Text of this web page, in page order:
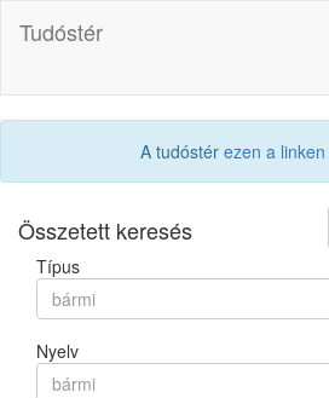
Tudóstér
A tudóstér ezen a linken
Összetett keresés
Típus
bármi
Nyelv
bármi